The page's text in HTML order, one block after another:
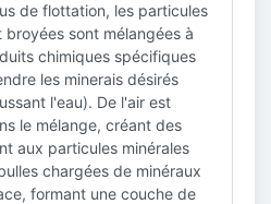
de flottation, les particules
sont mélangées à
chimiques spécifiques
les minerais désirés
l'eau). De l'air est
le mélange, créant des
aux particules minérales
chargées de minéraux
formant une couche de